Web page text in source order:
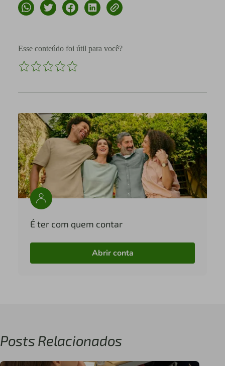
Esse conteúdo foi útil para você?
É ter com quem contar
Abrir conta
Posts Relacionados